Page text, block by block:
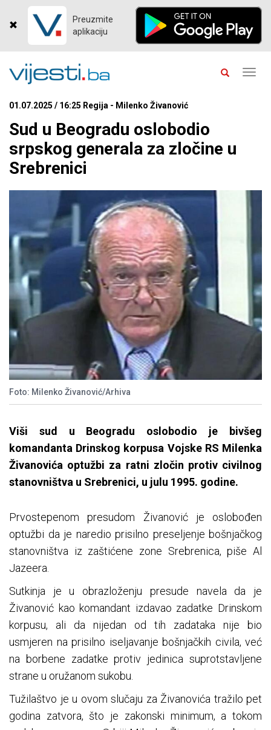
Preuzmite
aplikaciju
01.07.2025 / 16:25 Regija - Milenko Živanović
Sud u Beogradu oslobodio
srpskog generala za zločine u
Srebrenici
Foto: Milenko Živanović/Arhiva
Viši sud u Beogradu oslobodio je bivšeg
komandanta Drinskog korpusa Vojske RS Milenka
Živanovića optužbi za ratni zločin protiv civilnog
stanovništva u Srebrenici, u julu 1995. godine.
Prvostepenom presudom Živanović je oslobođen
optužbi da je naredio prisilno preseljenje bošnjačkog
stanovništva iz zaštićene zone Srebrenica, piše Al
Jazeera.
Sutkinja je u obrazloženju presude navela da je
Živanović kao komandant izdavao zadatke Drinskom
korpusu, ali da nijedan od tih zadataka nije bio
usmjeren na prisilno iseljavanje bošnjačkih civila, već
na borbene zadatke protiv jedinica suprotstavljene
strane u oružanom sukobu.
Tužilaštvo je u ovom slučaju za Živanovića tražilo pet
godina zatvora, što je zakonski minimum, a tokom